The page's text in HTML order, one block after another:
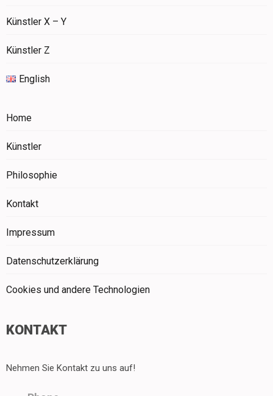
Künstler X – Y
Künstler Z
English
Home
Künstler
Philosophie
Kontakt
Impressum
Datenschutzerklärung
Cookies und andere Technologien
KONTAKT
Nehmen Sie Kontakt zu uns auf!